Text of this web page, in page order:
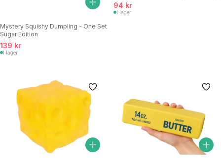
Mystery Squishy Dumpling - One Set
Sugar Edition
139 kr
I lager
94 kr
I lager